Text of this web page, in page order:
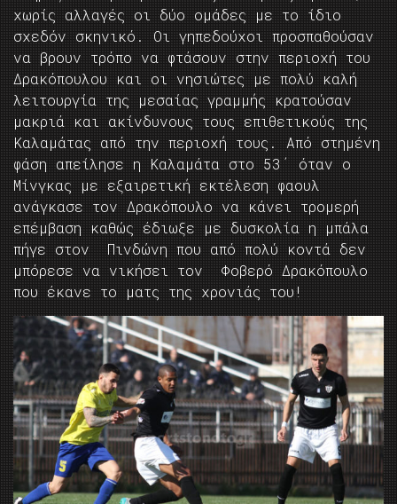
χωρίς αλλαγές οι δύο ομάδες με το ίδιο
σχεδόν σκηνικό. Οι γηπεδούχοι προσπαθούσαν
να βρουν τρόπο να φτάσουν στην περιοχή του
Δρακόπουλου και οι νησιώτες με πολύ καλή
λειτουργία της μεσαίας γραμμής κρατούσαν
μακριά και ακίνδυνους τους επιθετικούς της
Καλαμάτας από την περιοχή τους. Από στημένη
φάση απείλησε η Καλαμάτα στο 53΄ όταν ο
Μίνγκας με εξαιρετική εκτέλεση φαουλ
ανάγκασε τον Δρακόπουλο να κάνει τρομερή
επέμβαση καθώς έδιωξε με δυσκολία η μπάλα
πήγε στον Πινδώνη που από πολύ κοντά δεν
μπόρεσε να νικήσει τον Φοβερό Δρακόπουλο
που έκανε το ματς της χρονιάς του!